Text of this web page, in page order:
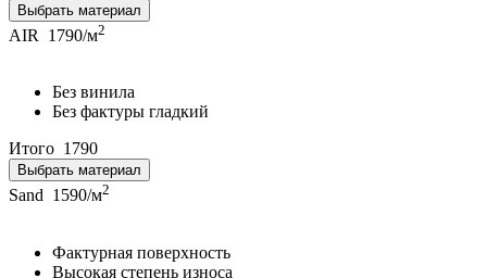
Выбрать материал
AIR 1790/м2
Без винила
Без фактуры гладкий
Итого 1790
Выбрать материал
Sand 1590/м2
Фактурная поверхность
Высокая степень износа